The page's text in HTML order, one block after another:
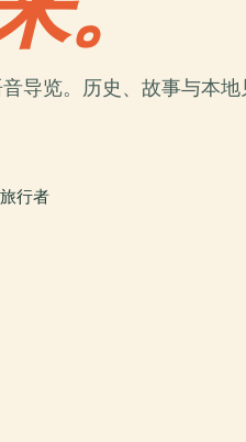
导览。历史、故事与本地
行者